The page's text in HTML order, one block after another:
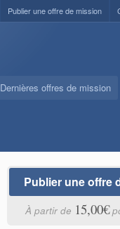
Publier une offre de mission
Dernières offres de mission
Publier une offre
À partir de 15,00€